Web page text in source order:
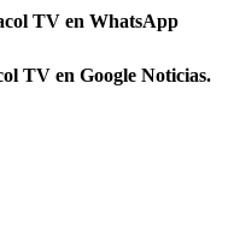
TV en WhatsApp
TV en Google Noticias.